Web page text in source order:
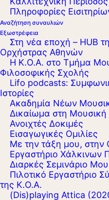
Πληροφορίες
Αναζήτηση συναυλιών
Εξωστρέφεια
Στη νέα εποχή – HUB
Ορχήστρας Αθηνών
Η Κ.Ο.Α. στο Τμήμα
Φιλοσοφικής Σχολής
Lifo podcasts:
Ιστορίες
Ακαδημία Νέων
Δικαίωμα στη Μουσική
Ανοιχτές Δοκιμές
Εισαγωγικές Ομιλίες
Με την τάξη μου, στην
Εργαστήριo Χάλκινων
Διαρκές Σεμινάριο
Πιλοτικό Εργαστήριο
της Κ.Ο.Α.
(Dis)playing Attica